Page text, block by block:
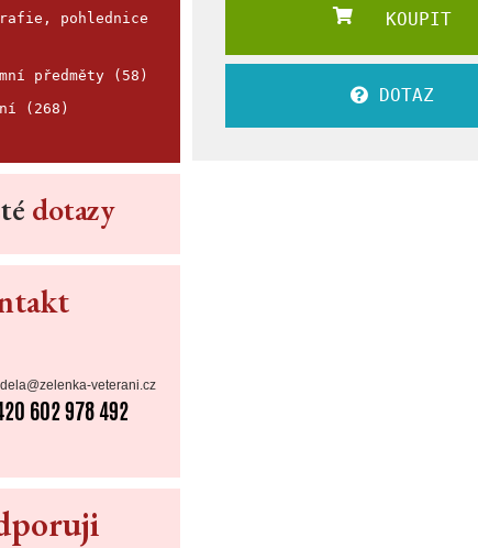
pohlednice
předměty (58)
(268)
dotazy
veterani.cz
602 978 492
KOUPIT
DOTAZ